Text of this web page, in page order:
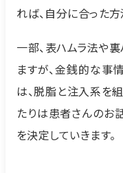
れば、自分に合った
一部、表ハムラ法や
ますが、金銭的な事
は、脱脂と注入系を
たりは患者さんのお
を決定していきます。